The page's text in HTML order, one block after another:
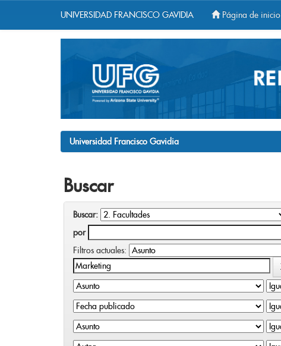
UNIVERSIDAD FRANCISCO GAVIDIA Página de inicio
Universidad Francisco Gavidia
Buscar
Buscar:
por
Filtros actuales: